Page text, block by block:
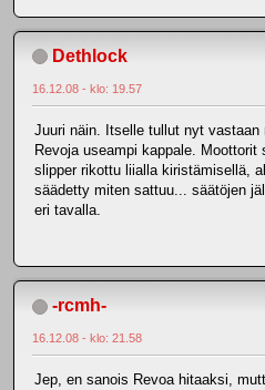
Dethlock
16.12.08 - klo: 19.57
Juuri näin. Itselle tullut nyt vastaan
Revoja useampi kappale.
slipper rikottu liialla kiristämisellä,
säädetty miten sattuu... säätöjen
eri tavalla.
-rcmh-
16.12.08 - klo: 21.58
Jep, en sanois Revoa hitaaksi,